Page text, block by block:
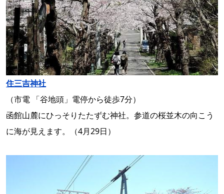
住三吉神社
（市電 「谷地頭」電停から徒歩7分）
函館山麓にひっそりたたずむ神社。参道の桜並木の向こう
に海が見えます。（4月29日）